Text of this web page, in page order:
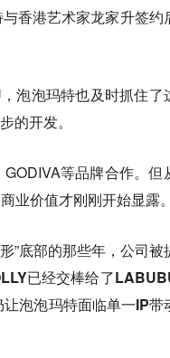
香港艺术家龙家升签约
泡泡玛特也及时抓住了
的开发。
等品牌合作。但
业价值才刚刚开始显露。
”底部的那些年，公司被
已经交棒给了
泡泡玛特面临单一IP带